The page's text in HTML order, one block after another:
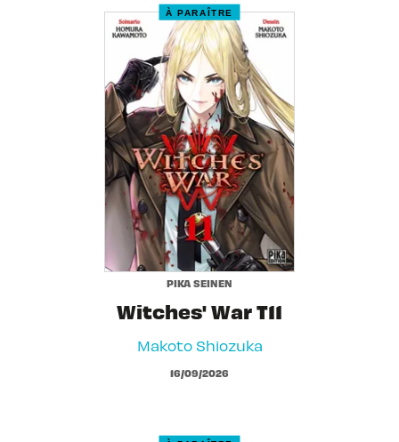
À PARAÎTRE
PIKA SEINEN
Witches' War T11
Makoto Shiozuka
16/09/2026